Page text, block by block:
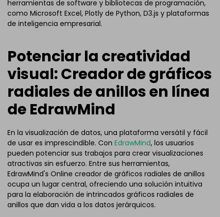
herramientas de software y bibliotecas de programación,
como Microsoft Excel, Plotly de Python, D3.js y plataformas
de inteligencia empresarial.
Potenciar la creatividad
visual: Creador de gráficos
radiales de anillos en línea
de EdrawMind
En la visualización de datos, una plataforma versátil y fácil
de usar es imprescindible. Con EdrawMind, los usuarios
pueden potenciar sus trabajos para crear visualizaciones
atractivas sin esfuerzo. Entre sus herramientas,
EdrawMind's Online creador de gráficos radiales de anillos
ocupa un lugar central, ofreciendo una solución intuitiva
para la elaboración de intrincados gráficos radiales de
anillos que dan vida a los datos jerárquicos.